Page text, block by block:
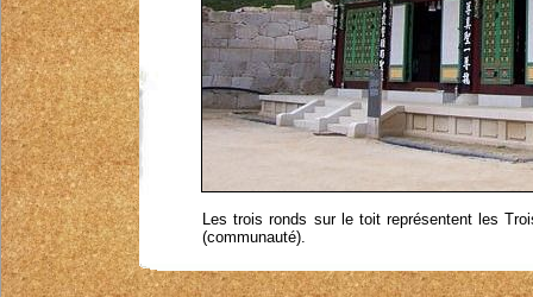
Les trois ronds sur le toit représentent les
(communauté).